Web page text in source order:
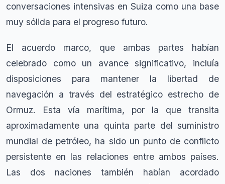
conversaciones intensivas en Suiza como una base
muy sólida para el progreso futuro.
El acuerdo marco, que ambas partes habían
celebrado como un avance significativo, incluía
disposiciones para mantener la libertad de
navegación a través del estratégico estrecho de
Ormuz. Esta vía marítima, por la que transita
aproximadamente una quinta parte del suministro
mundial de petróleo, ha sido un punto de conflicto
persistente en las relaciones entre ambos países.
Las dos naciones también habían acordado